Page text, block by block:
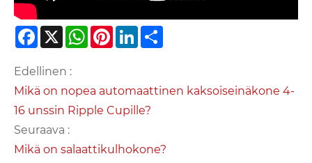
Facebook
X WhatsApp
PinterestLinkedIn
Edellinen :
Mikä on nopea automaattinen kaksoiseinäkone 4-
16 unssin Ripple Cupille?
Seuraava :
Mikä on salaattikulhokone?